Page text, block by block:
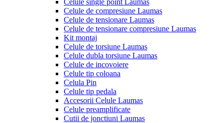
Celule de compresiune Laumas
Celule de tensionare Laumas
Celule de tensionare compresiune Laumas
Kit montaj
Celule de torsiune Laumas
Celule dubla torsiune Laumas
Celule de incovoiere
Celule tip coloana
Celula Pin
Celule tip pedala
Accesorii Celule Laumas
Celule preamplificate
Cutii de jonctiuni Laumas